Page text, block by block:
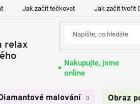
Jak začít tečkovat Jak začít tvořit
Nakupujte, jsme
online
malování Obraz